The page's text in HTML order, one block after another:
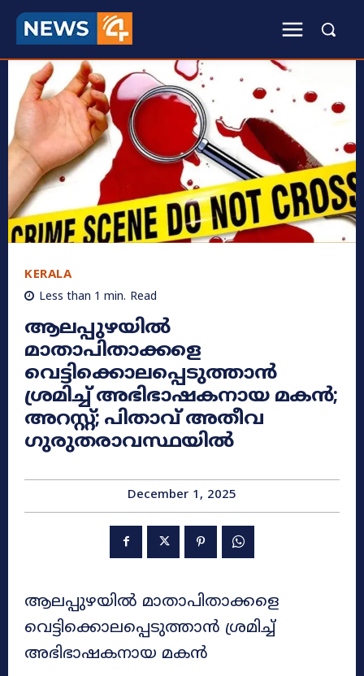
KERALA
Less than 1 min. Read
ആലപ്പുഴയിൽ
മാതാപിതാക്കളെ
വെട്ടിക്കൊലപ്പെടുത്താൻ
ശ്രമിച്ച് അഭിഭാഷകനായ മകൻ;
അറസ്റ്റ്; പിതാവ് അതീവ
ഗുരുതരാവസ്ഥയിൽ
December 1, 2025
ആലപ്പുഴയിൽ മാതാപിതാക്കളെ
വെട്ടിക്കൊലപ്പെടുത്താൻ ശ്രമിച്ച്
അഭിഭാഷകനായ മകൻ